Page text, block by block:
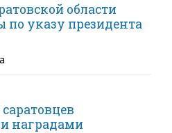
области
по указу президента
наградами